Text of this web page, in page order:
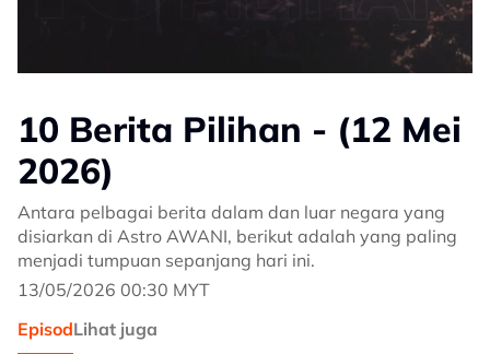
10 Berita Pilihan - (12 Mei
2026)
Antara pelbagai berita dalam dan luar negara yang
disiarkan di Astro AWANI, berikut adalah yang paling
menjadi tumpuan sepanjang hari ini.
13/05/2026 00:30 MYT
EpisodLihat juga